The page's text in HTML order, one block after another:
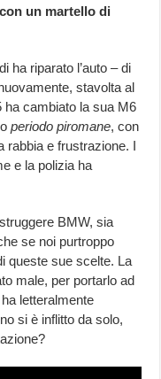
un martello di
ha riparato l’auto – di
stavolta al
ha cambiato la sua M6
periodo piromane, con
rabbia e frustrazione. I
e la polizia ha
BMW, sia
se noi purtroppo
queste sue scelte. La
male, per portarlo ad
letteralmente
si è inflitto da solo,